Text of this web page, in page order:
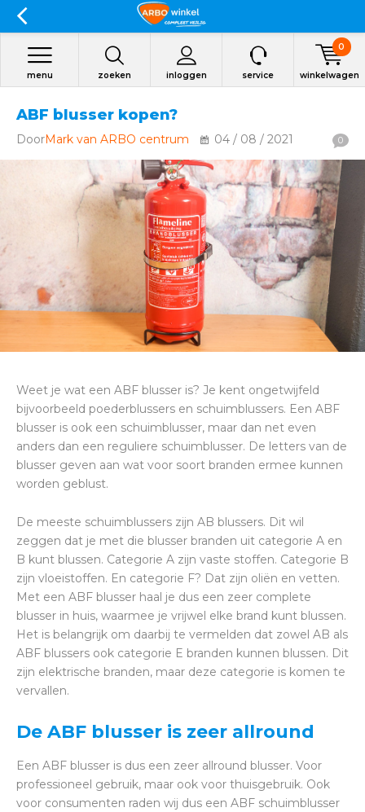
zoeken inloggen
menu service winkelwagen
0
ABF blusser kopen?
DoorMark van ARBO centrum 04 / 08 / 2021 0
Weet je wat een ABF blusser is? Je kent ongetwijfeld
bijvoorbeeld poederblussers en schuimblussers. Een ABF
blusser is ook een schuimblusser, maar dan net even
anders dan een reguliere schuimblusser. De letters van de
blusser geven aan wat voor soort branden ermee kunnen
worden geblust.
De meeste schuimblussers zijn AB blussers. Dit wil
zeggen dat je met die blusser branden uit categorie A en
B kunt blussen. Categorie A zijn vaste stoffen. Categorie B
zijn vloeistoffen. En categorie F? Dat zijn oliën en vetten.
Met een ABF blusser haal je dus een zeer complete
blusser in huis, waarmee je vrijwel elke brand kunt blussen.
Het is belangrijk om daarbij te vermelden dat zowel AB als
ABF blussers ook categorie E branden kunnen blussen. Dit
zijn elektrische branden, maar deze categorie is komen te
vervallen.
De ABF blusser is zeer allround
Een ABF blusser is dus een zeer allround blusser. Voor
professioneel gebruik, maar ook voor thuisgebruik. Ook
voor consumenten raden wij dus een ABF schuimblusser